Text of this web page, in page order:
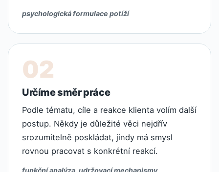
psychologická formulace potíží
Určíme směr práce
Podle tématu, cíle a reakce klienta volím další
postup. Někdy je důležité věci nejdřív
srozumitelně poskládat, jindy má smysl
rovnou pracovat s konkrétní reakcí.